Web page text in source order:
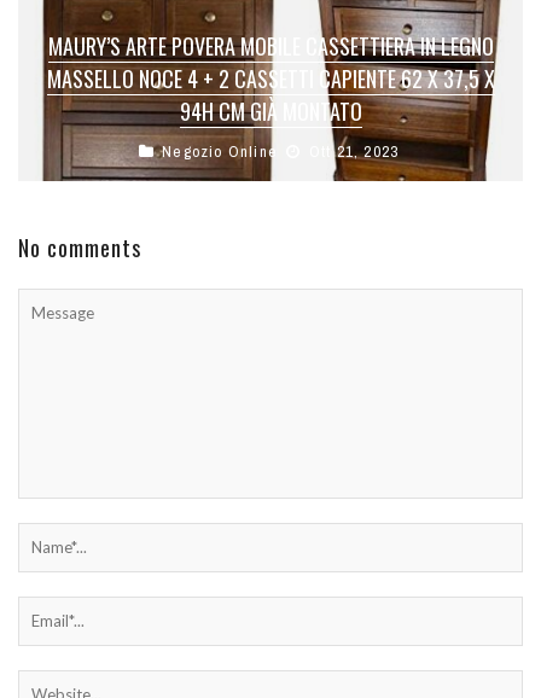
MAURY’S ARTE POVERA MOBILE CASSETTIERA IN LEGNO
MASSELLO NOCE 4 + 2 CASSETTI CAPIENTE 62 X 37,5 X
94H CM GIÀ MONTATO
Negozio Online Ott 21, 2023
No comments